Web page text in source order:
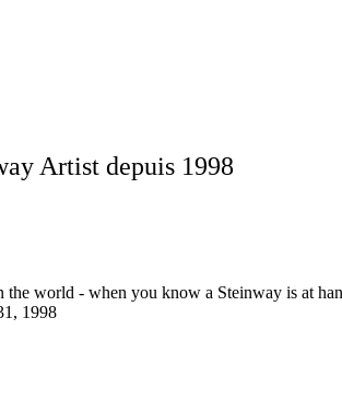
Artist depuis 1998
the world - when you know a Steinway is at
1998